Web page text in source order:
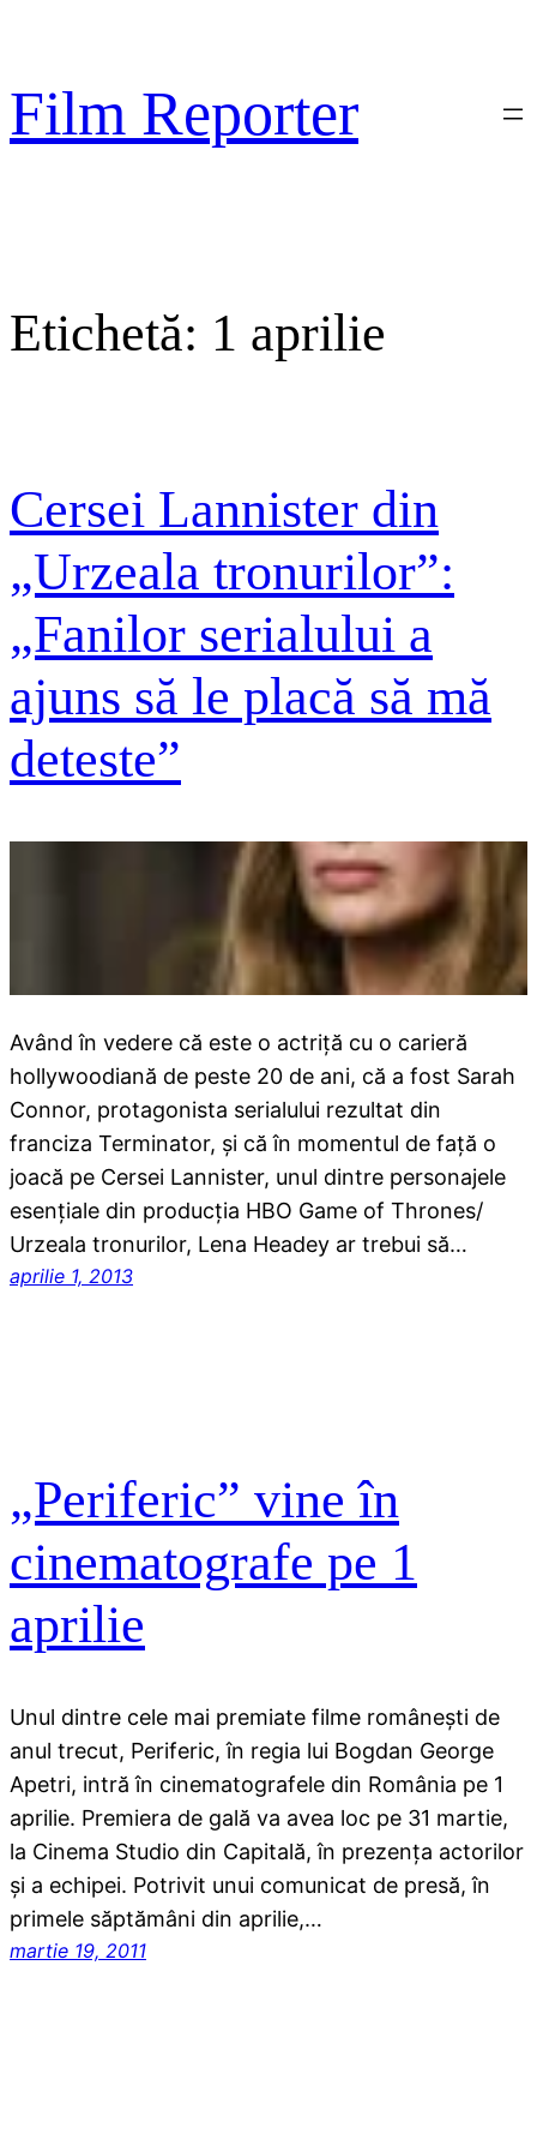
conținut
Film Reporter
Etichetă: 1 aprilie
Cersei Lannister din
„Urzeala tronurilor”:
„Fanilor serialului a
ajuns să le placă să mă
deteste”
Având în vedere că este o actriţă cu o carieră
hollywoodiană de peste 20 de ani, că a fost Sarah
Connor, protagonista serialului rezultat din
franciza Terminator, şi că în momentul de faţă o
joacă pe Cersei Lannister, unul dintre personajele
esenţiale din producţia HBO Game of Thrones/
Urzeala tronurilor, Lena Headey ar trebui să…
aprilie 1, 2013
„Periferic” vine în
cinematografe pe 1
aprilie
Unul dintre cele mai premiate filme româneşti de
anul trecut, Periferic, în regia lui Bogdan George
Apetri, intră în cinematografele din România pe 1
aprilie. Premiera de gală va avea loc pe 31 martie,
la Cinema Studio din Capitală, în prezenţa actorilor
şi a echipei. Potrivit unui comunicat de presă, în
primele săptămâni din aprilie,…
martie 19, 2011